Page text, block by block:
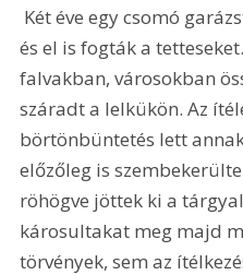
 Két éve egy csomó
és el is fogták a
falvakban, városokban
száradt a lelkükön. Az
börtönbüntetés lett
előzőleg is
röhögve jöttek ki a
károsultakat meg majd
törvények, sem az